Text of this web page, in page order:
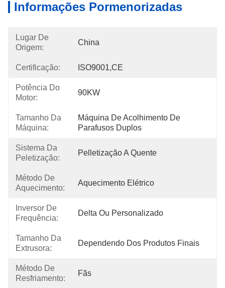
Informações Pormenorizadas
Lugar De
Origem:
China
Certificação: ISO9001,CE
Potência Do
Motor:
90KW
Tamanho Da
Máquina:
Máquina De Acolhimento De
Parafusos Duplos
Sistema Da
Peletização:
Pelletização A Quente
Método De
Aquecimento:
Aquecimento Elétrico
Inversor De
Frequência:
Delta Ou Personalizado
Tamanho Da
Extrusora:
Dependendo Dos Produtos Finais
Método De
Resfriamento:
Fãs